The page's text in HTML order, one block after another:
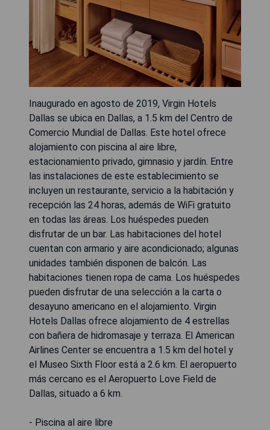
Inaugurado en agosto de 2019, Virgin Hotels
Dallas se ubica en Dallas, a 1.5 km del Centro de
Comercio Mundial de Dallas. Este hotel ofrece
alojamiento con piscina al aire libre,
estacionamiento privado, gimnasio y jardín. Entre
las instalaciones de este establecimiento se
incluyen un restaurante, servicio a la habitación y
recepción las 24 horas, además de WiFi gratuito
en todas las áreas. Los huéspedes pueden
disfrutar de un bar. Las habitaciones del hotel
cuentan con armario y aire acondicionado; algunas
unidades también disponen de balcón. Las
habitaciones tienen ropa de cama. Los huéspedes
pueden disfrutar de una selección a la carta o
desayuno americano en el alojamiento. Virgin
Hotels Dallas ofrece alojamiento de 4 estrellas
con bañera de hidromasaje y terraza. El American
Airlines Center se encuentra a 1.5 km del hotel y
el Museo Sixth Floor está a 2.6 km. El aeropuerto
más cercano es el Aeropuerto Love Field de
Dallas, situado a 6 km.
- Piscina al aire libre